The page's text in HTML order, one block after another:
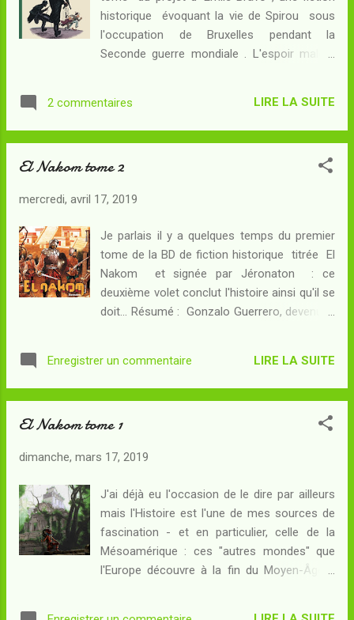
historique évoquant la vie de Spirou sous
l'occupation de Bruxelles pendant la
Seconde guerre mondiale . L'espoir malgré
quadrilogie en devenir qui fait suite au
Journal d'un ingénu paru en 2009 dans la
inquiétante des années trente, après les
fameuses affiches de propagande qui
"correct" - il est temps pour le lecteur
d'entrer dans une phase nouvelle du
cauchemar. Résumé : In extremis Fantasio
s'échappe du train qui devait l'emmener
travailler en Allemagne... Si Spirou est
sous contrat, il sait que les temps à venir
2 commentaires LIRE LA SUITE
El Nakom tome 2
mercredi, avril 17, 2019
Je parlais il y a quelques temps du premier
tome de la BD de fiction historique titrée El
Nakom et signée par Jéronaton : ce
deuxième volet conclut l'histoire ainsi qu'il se
doit... Résumé : Gonzalo Guerrero, devenu le
ayant épousé une princesse, le voici lui-
même devenu plus "indien" que castillan...
depuis des années se produit enfin : les
assoiffés d'or et de soldats vétérans des
débarquer sur les côtes du pays maya. Pour
Guerrero, il faudra désormais unir les tribus
et les cités-Etats de son pays d'adoption... et
lutter aussi contre la peur qu'éprouvent les
Mayas lorsqu'il s'agit de s'affronter aux
ils amènent avec eux des armures et des
Enregistrer un commentaire LIRE LA SUITE
El Nakom tome 1
dimanche, mars 17, 2019
J'ai déjà eu l'occasion de le dire par ailleurs
mais l'Histoire est l'une de mes sources de
fascination - et en particulier, celle de la
Mésoamérique : ces "autres mondes" que
l'Europe découvre à la fin du Moyen-Âge y